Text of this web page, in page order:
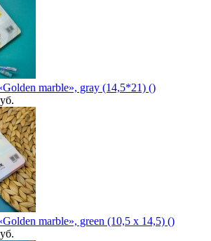
marble», gray (14,5*21) ()
marble», green (10,5 х 14,5) ()